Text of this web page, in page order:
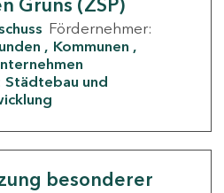
Grüns (ZSP)
Fördernehmer:
Kommunen
Städtebau und
besonderer